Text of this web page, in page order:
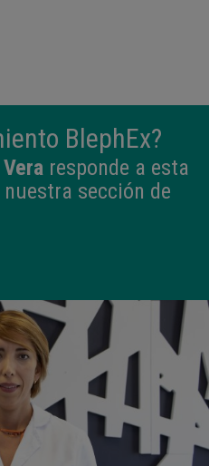
BlephEx?
responde a esta
sección de